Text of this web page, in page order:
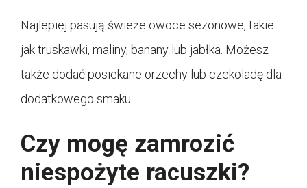
Najlepiej pasują świeże owoce sezonowe, takie
jak truskawki, maliny, banany lub jabłka. Możesz
także dodać posiekane orzechy lub czekoladę dla
dodatkowego smaku.
Czy mogę zamrozić
niespożyte racuszki?